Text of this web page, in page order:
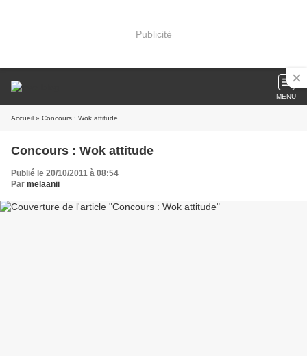
Publicité
MENU
Accueil » Concours : Wok attitude
Concours : Wok attitude
Publié le 20/10/2011 à 08:54
Par melaanii